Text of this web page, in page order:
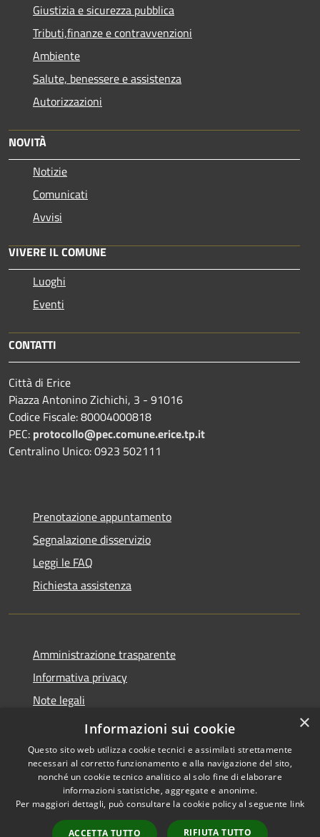
Giustizia e sicurezza pubblica
Tributi,finanze e contravvenzioni
Ambiente
Salute, benessere e assistenza
Autorizzazioni
NOVITÀ
Notizie
Comunicati
Avvisi
VIVERE IL COMUNE
Luoghi
Eventi
CONTATTI
Città di Erice
Piazza Antonino Zichichi, 3 - 91016
Codice Fiscale: 80004000818
PEC: protocollo@pec.comune.erice.tp.it
Centralino Unico: 0923 502111
Prenotazione appuntamento
Segnalazione disservizio
Leggi le FAQ
Richiesta assistenza
Amministrazione trasparente
Informativa privacy
Note legali
Dichiarazione di accessibilità
Accessibilità
Copyright © 2026 • Città di
Erice • Powered by
Municipium• Accesso
×
Informazioni sui cookie
Questo sito web utilizza cookie tecnici e assimilati strettamente
necessari al corretto funzionamento e alla navigazione del sito,
nonché un cookie tecnico analitico al solo fine di elaborare
informazioni statistiche, aggregate e anonime.
Per maggiori dettagli, può consultare la cookie policy al seguente link
ACCETTA TUTTO RIFIUTA TUTTO